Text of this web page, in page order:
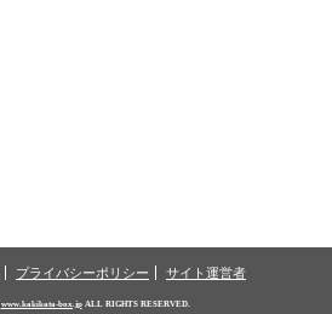
プライバシーポリシー サイト運営者
www.kakikata-box.jpALL RIGHTS RESERVED.